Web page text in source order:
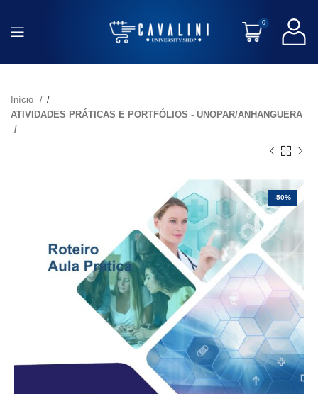
0
Início
ATIVIDADES PRÁTICAS E PORTFÓLIOS - UNOPAR/ANHANGUERA
-50%